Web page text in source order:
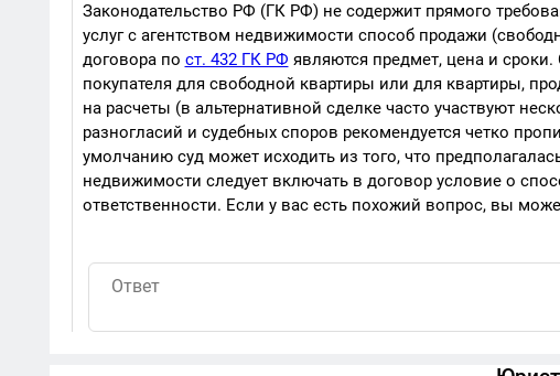
Законодательство РФ (ГК РФ) не содержит прямого
услуг с агентством недвижимости способ продажи
договора по ст. 432 ГК РФ являются предмет, цена и
покупателя для свободной квартиры или для квартиры,
на расчеты (в альтернативной сделке часто участвуют
разногласий и судебных споров рекомендуется четко
умолчанию суд может исходить из того, что
недвижимости следует включать в договор условие о
ответственности. Если у вас есть похожий вопрос, вы